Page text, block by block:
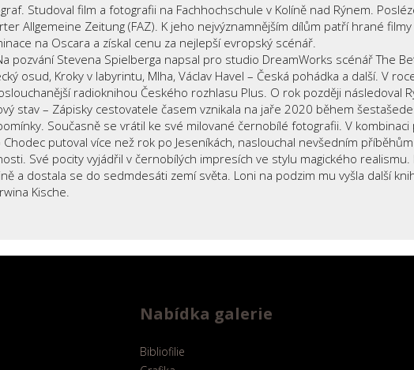
Studoval film a fotografii na Fachhochschule v Kolíně nad Rýnem.
Allgemeine Zeitung (FAZ). K jeho nejvýznamnějším dílům patří hrané
na Oscara a získal cenu za nejlepší evropský scénář.
pozvání Stevena Spielberga napsal pro studio DreamWorks scénář The
osud, Kroky v labyrintu, Mlha, Václav Havel – Česká pohádka a další. V
radioknihou Českého rozhlasu Plus. O rok později následoval
stav – Zápisky cestovatele časem vznikala na jaře 2020 během
Současně se vrátil ke své milované černobílé fotografii. V
Chodec putoval více než rok po Jeseníkách, naslouchal nevšedním
Své pocity vyjádřil v černobílých impresích ve stylu magického
a dostala se do sedmdesáti zemí světa. Loni na podzim mu vyšla další
Kische.
Nabídka galerie
Bibliofilie